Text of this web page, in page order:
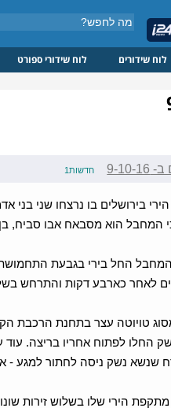
לוח שידורים לוח שידורי ספורט
16 חדשות1
בירושלים בו נרצחו שני
מסבאח אבו סביח, בן 39 משכונת סילוואן.
החל בירי בגבעת
לאחר כארבע דקות והתרחש
טויוטה עצר בתחנת הרכבת
החלו לפתוח אחריו בריצה.
שנשא נשק ניסה לחתור
הירי שלו בשלוש זירות